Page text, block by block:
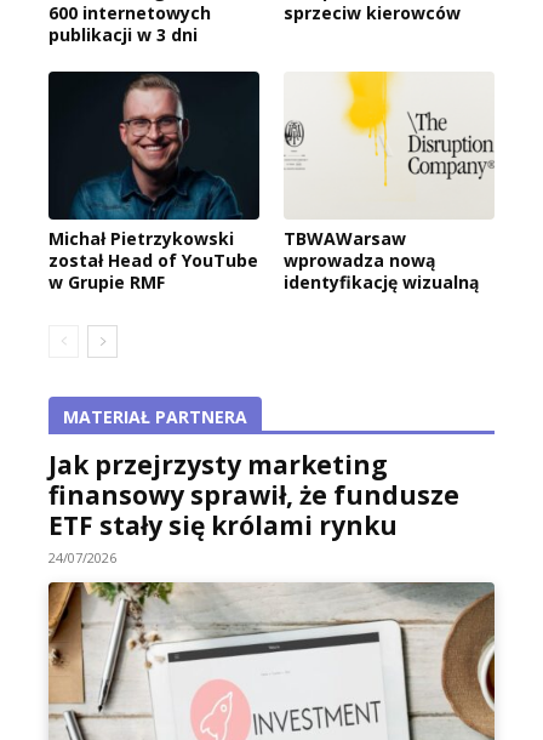
600 internetowych
publikacji w 3 dni
sprzeciw kierowców
Michał Pietrzykowski
został Head of YouTube
w Grupie RMF
TBWAWarsaw
wprowadza nową
identyfikację wizualną
MATERIAŁ PARTNERA
Jak przejrzysty marketing
finansowy sprawił, że fundusze
ETF stały się królami rynku
24/07/2026